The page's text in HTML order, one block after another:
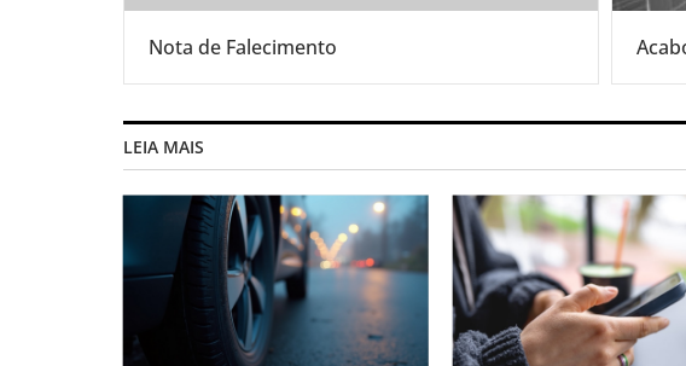
Nota de Falecimento
LEIA MAIS